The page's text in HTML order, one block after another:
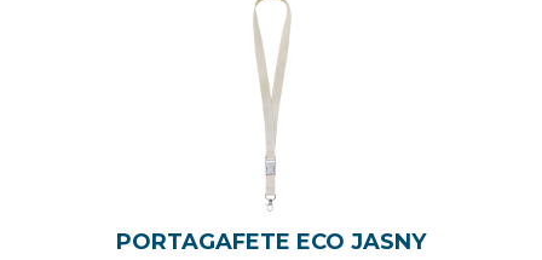
PORTAGAFETE ECO JASNY